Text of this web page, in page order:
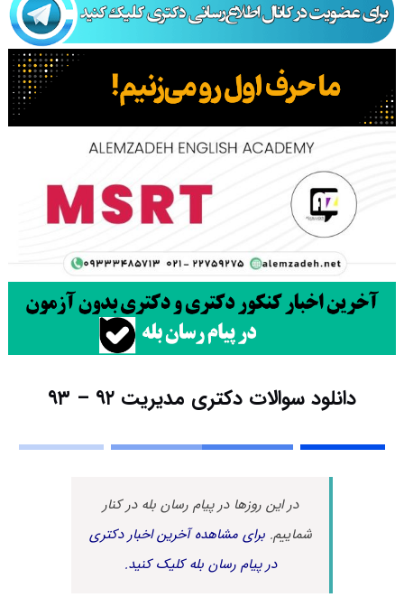
دانلود سوالات دکتری مدیریت ۹۲ – ۹۳
در این روزها در پیام رسان بله در کنار
شماییم.برای مشاهده آخرین اخبار دکتری
در پیام رسان بله کلیک کنید.